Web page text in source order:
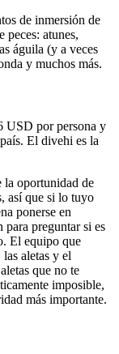
de inmersión de
peces: atunes,
águila (y a veces
y muchos más.
USD por persona y
El divehi es la
la oportunidad de
así que si lo tuyo
ponerse en
para preguntar si es
El equipo que
aletas y el
que no te
imposible,
más importante.